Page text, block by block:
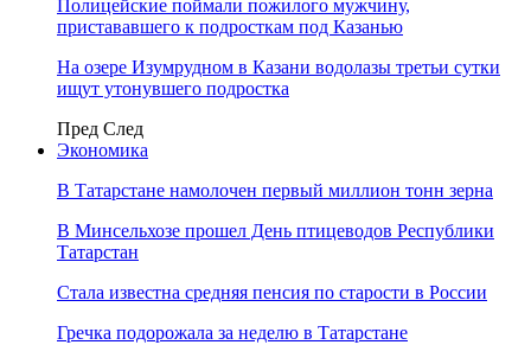
Полицейские поймали пожилого мужчину,
пристававшего к подросткам под Казанью
На озере Изумрудном в Казани водолазы третьи сутки
ищут утонувшего подростка
Пред След
Экономика
В Татарстане намолочен первый миллион тонн зерна
В Минсельхозе прошел День птицеводов Республики
Татарстан
Стала известна средняя пенсия по старости в России
Гречка подорожала за неделю в Татарстане